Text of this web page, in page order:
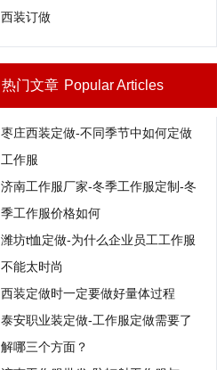
西装订做
热门文章 Popular Articles
枣庄西装定做-不同季节中如何定做
工作服
济南工作服厂家-冬季工作服定制-冬
季工作服价格如何
潍坊t恤定做-为什么企业员工工作服
不能太时尚
西装定做时一定要做好量体过程
泰安职业装定做-工作服定做需要了
解哪三个方面？